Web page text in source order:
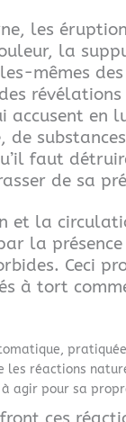
les
la
mêmes
accusent en
de
faut
de sa
et la
la présence
Ceci
à tort
les réactions
agir pour sa